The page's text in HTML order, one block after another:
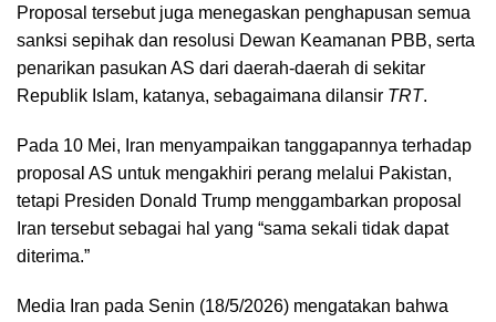
Proposal tersebut juga menegaskan penghapusan semua
sanksi sepihak dan resolusi Dewan Keamanan PBB, serta
penarikan pasukan AS dari daerah-daerah di sekitar
Republik Islam, katanya, sebagaimana dilansir TRT.
Pada 10 Mei, Iran menyampaikan tanggapannya terhadap
proposal AS untuk mengakhiri perang melalui Pakistan,
tetapi Presiden Donald Trump menggambarkan proposal
Iran tersebut sebagai hal yang “sama sekali tidak dapat
diterima.”
Media Iran pada Senin (18/5/2026) mengatakan bahwa